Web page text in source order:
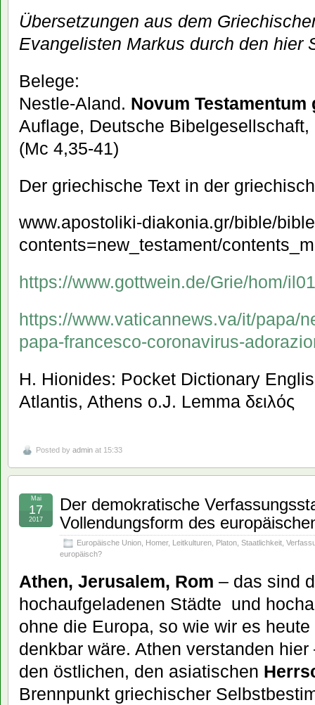
Übersetzungen aus dem
Evangelisten Markus durch den hier
Belege:
Nestle-Aland. Novum Testamentum
Auflage, Deutsche
(Mc 4,35-41)
Der griechische Text in der
www.apostoliki-diakonia.gr/bible/
contents=new_testament/
https://www.gottwein.de/Grie/hom/
https://www.vaticannews.va/it/papa/
papa-francesco-coronavirus-
H. Hionides: Pocket Dictionary
Atlantis, Athens o.J. Lemma δειλός
Posted by admin at 15:33
Der demokratische
Vollendungsform des
Europäische Union Homer, Leitkulturen Platon Staatlichkeit
europäisch?
Mai
17
2017
Athen, Jerusalem, Rom – das sind
hochaufgeladenen Städte und
ohne die Europa, so wie wir es
denkbar wäre. Athen verstanden
den östlichen, den asiatischen
Brennpunkt griechischer